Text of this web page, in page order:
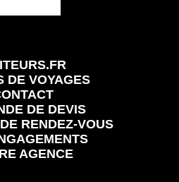
DE VOYAGES
DE DEVIS
RENDEZ-VOUS
AGENCE